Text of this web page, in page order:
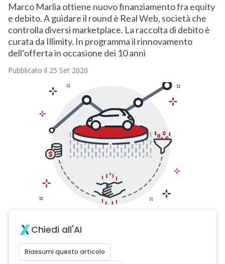
Marco Marlia ottiene nuovo finanziamento fra equity
e debito. A guidare il round è Real Web, società che
controlla diversi marketplace. La raccolta di debito è
curata da Illimity. In programma il rinnovamento
dell’offerta in occasione dei 10 anni
Pubblicato il 25 Set 2020
Chiedi all'AI
Riassumi questo articolo